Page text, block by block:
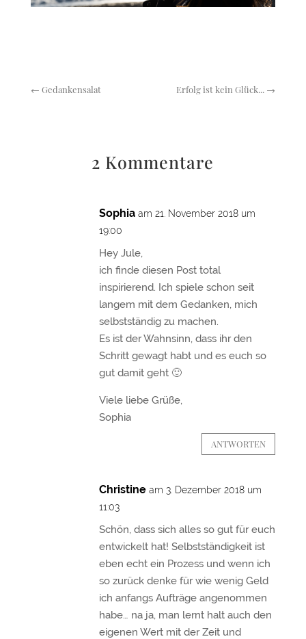
← Gedankensalat Erfolg ist kein Glück... →
2 Kommentare
Sophia am 21. November 2018 um
19:00
Hey Jule,
ich finde diesen Post total
inspirierend. Ich spiele schon seit
langem mit dem Gedanken, mich
selbstständig zu machen.
Es ist der Wahnsinn, dass ihr den
Schritt gewagt habt und es euch so
gut damit geht 🙂
Viele liebe Grüße,
Sophia
ANTWORTEN
Christine am 3. Dezember 2018 um
11:03
Schön, dass sich alles so gut für euch
entwickelt hat! Selbstständigkeit ist
eben echt ein Prozess und wenn ich
so zurück denke für wie wenig Geld
ich anfangs Aufträge angenommen
habe… na ja, man lernt halt auch den
eigenen Wert mit der Zeit und